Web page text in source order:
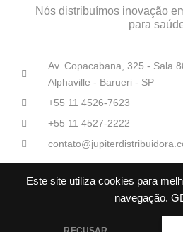
Este site utiliza cookies para
navegação.
Nós distribuímos inovação
para
Av. Copacabana, 325 - Sala
Alphaville - Barueri - SP
+55 11 4526-7623
+55 11 4527-2222